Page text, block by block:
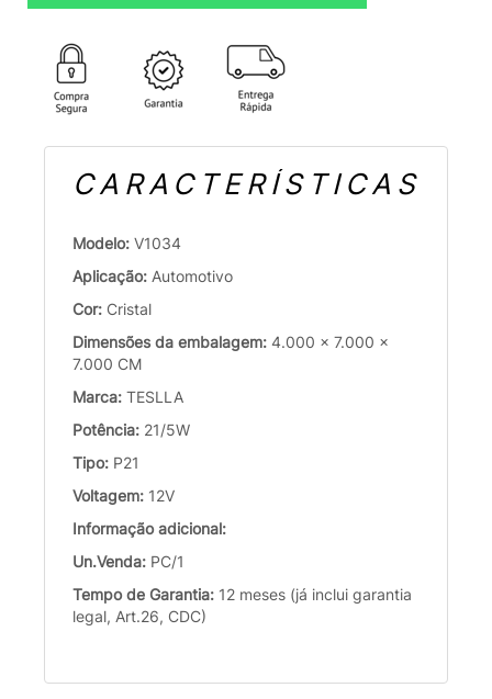
CARACTERÍSTICAS
Modelo: V1034
Aplicação: Automotivo
Cor: Cristal
Dimensões da embalagem: 4.000 x 7.000 x
7.000 CM
Marca: TESLLA
Potência: 21/5W
Tipo: P21
Voltagem: 12V
Informação adicional:
Un.Venda: PC/1
Tempo de Garantia: 12 meses (já inclui garantia
legal, Art.26, CDC)